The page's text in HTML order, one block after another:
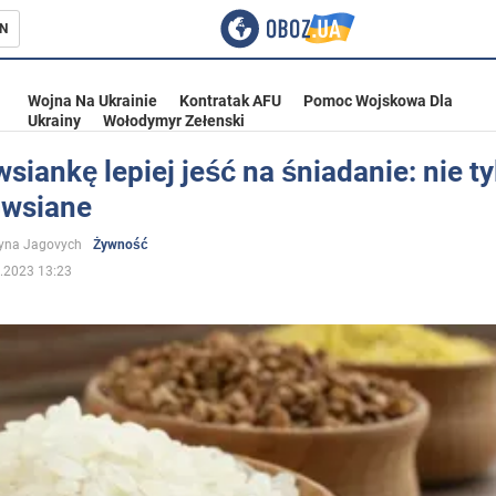
Ukrainie
Wojna Na Ukrainie Kontratak AFU
Pomoc Wojskowa Dla
Ukrainy
Wołodymyr Zełenski
lepiej jeść na śniadanie: nie
Jagovych
Żywność
13:23